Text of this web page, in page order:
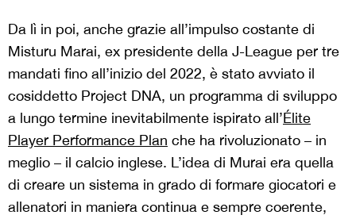
Da lì in poi, anche grazie all’impulso costante di
Misturu Marai, ex presidente della J-League per tre
mandati fino all’inizio del 2022, è stato avviato il
cosiddetto Project DNA, un programma di sviluppo
a lungo termine inevitabilmente ispirato all’Élite
Player Performance Plan che ha rivoluzionato – in
meglio – il calcio inglese. L’idea di Murai era quella
di creare un sistema in grado di formare giocatori e
allenatori in maniera continua e sempre coerente,